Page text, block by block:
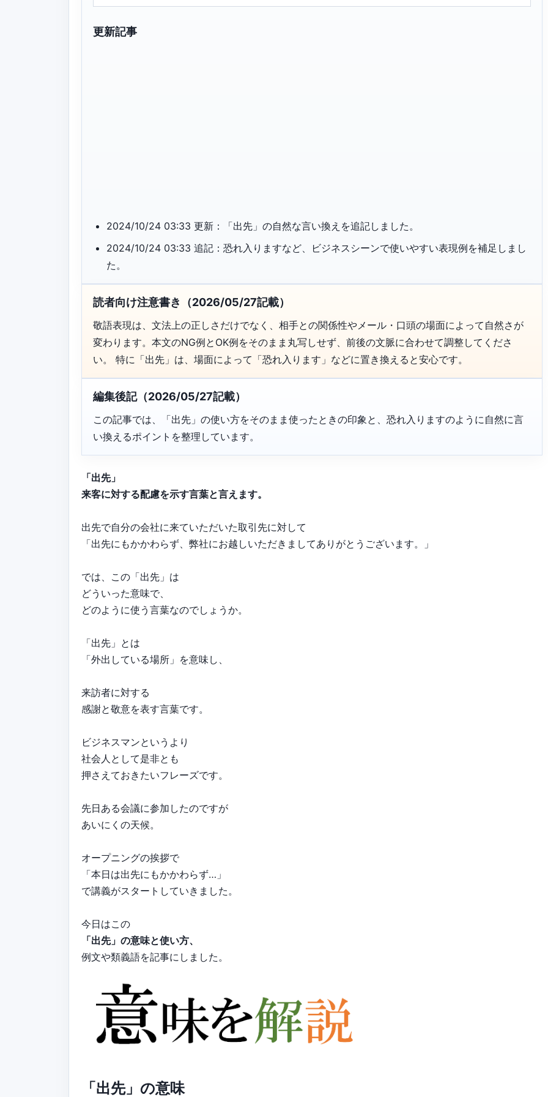
更新記事
2024/10/24 03:33 更新：「出先」の自然な言い換えを追記しました。
2024/10/24 03:33 追記：恐れ入りますなど、ビジネスシーンで使いやすい表現例を補足しまし
た。
読者向け注意書き（2026/05/27記載）
敬語表現は、文法上の正しさだけでなく、相手との関係性やメール・口頭の場面によって自然さが
変わります。本文のNG例とOK例をそのまま丸写しせず、前後の文脈に合わせて調整してくださ
い。 特に「出先」は、場面によって「恐れ入ります」などに置き換えると安心です。
編集後記（2026/05/27記載）
この記事では、「出先」の使い方をそのまま使ったときの印象と、恐れ入りますのように自然に言
い換えるポイントを整理しています。
「出先」
来客に対する配慮を示す言葉と言えます。
出先で自分の会社に来ていただいた取引先に対して
「出先にもかかわらず、弊社にお越しいただきましてありがとうございます。」
では、この「出先」は
どういった意味で、
どのように使う言葉なのでしょうか。
「出先」とは
「外出している場所」を意味し、
来訪者に対する
感謝と敬意を表す言葉です。
ビジネスマンというより
社会人として是非とも
押さえておきたいフレーズです。
先日ある会議に参加したのですが
あいにくの天候。
オープニングの挨拶で
「本日は出先にもかかわらず…」
で講義がスタートしていきました。
今日はこの
「出先」の意味と使い方、
例文や類義語を記事にしました。
「出先」の意味